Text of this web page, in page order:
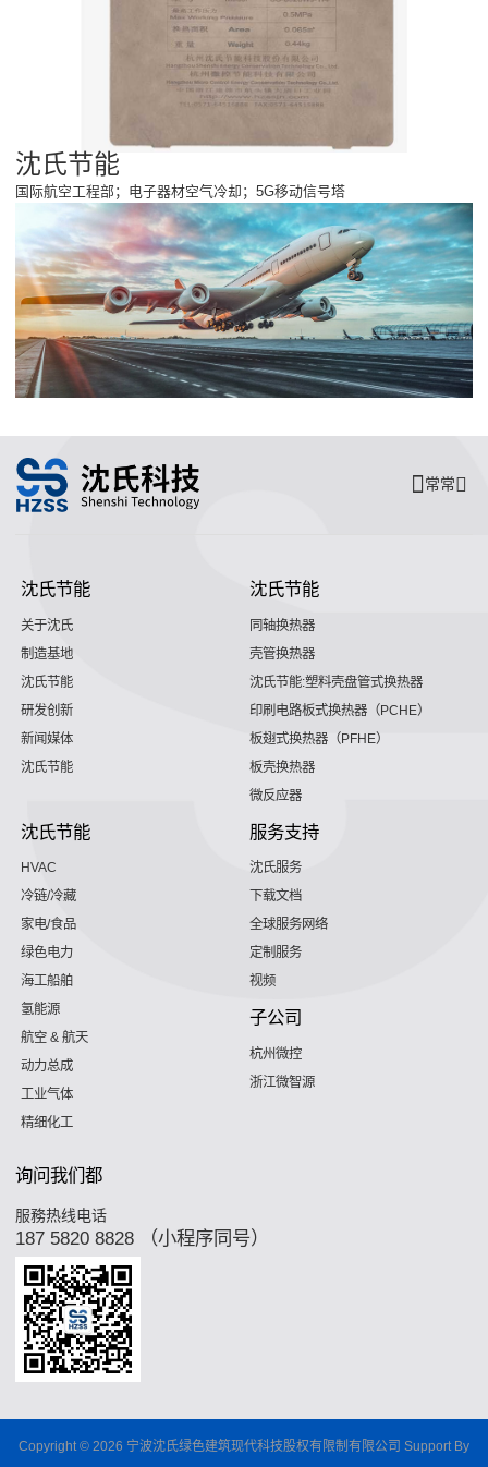
沈氏节能
国际航空工程部；电子器材空气冷却；5G移动信号塔
常常
沈氏节能
关于沈氏
制造基地
沈氏节能
研发创新
新闻媒体
沈氏节能
沈氏节能
同轴换热器
壳管换热器
沈氏节能:塑料壳盘管式换热器
印刷电路板式换热器（PCHE）
板翅式换热器（PFHE）
板壳换热器
微反应器
沈氏节能
HVAC
冷链/冷藏
家电/食品
绿色电力
海工船舶
氢能源
航空 & 航天
动力总成
工业气体
精细化工
服务支持
沈氏服务
下载文档
全球服务网络
定制服务
视频
子公司
杭州微控
浙江微智源
询问我们都
服務热线电话
187 5820 8828 （小程序同号）
Copyright © 2026 宁波沈氏绿色建筑现代科技股权有限制有限公司 Support By